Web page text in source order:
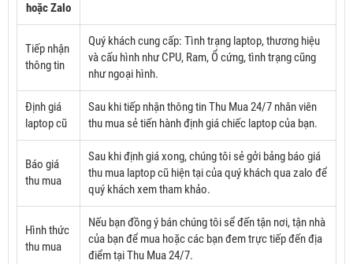
hoặc Zalo
Tiếp nhận
thông tin
Quý khách cung cấp: Tình trạng laptop, thương hiệu
và cấu hình như CPU, Ram, Ổ cứng, tình trạng cũng
như ngoại hình.
Định giá
laptop cũ
Sau khi tiếp nhận thông tin Thu Mua 24/7 nhân viên
thu mua sẻ tiến hành định giá chiếc laptop của bạn.
Báo giá
thu mua
Sau khi định giá xong, chúng tôi sẻ gởi bảng báo giá
thu mua laptop cũ hiện tại của quý khách qua zalo để
quý khách xem tham khảo.
Hình thức
thu mua
Nếu bạn đồng ý bán chúng tôi sể đến tận nơi, tận nhà
của bạn để mua hoặc các bạn đem trực tiếp đến địa
điểm tại Thu Mua 24/7.